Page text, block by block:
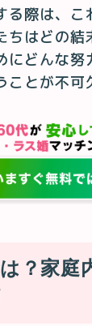
る際は、こ
ちはどの
にどんな努
ことが不可
？家庭